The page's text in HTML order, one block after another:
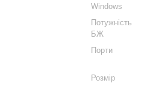
Windows
Потужність
БЖ
Порти
Розмір